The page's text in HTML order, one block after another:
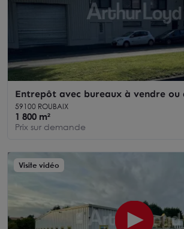
Entrepôt avec bureaux à vendre ou
Roubaix accès rapide rocade
59100 ROUBAIX
1 800 m²
Prix sur demande
Visite vidéo